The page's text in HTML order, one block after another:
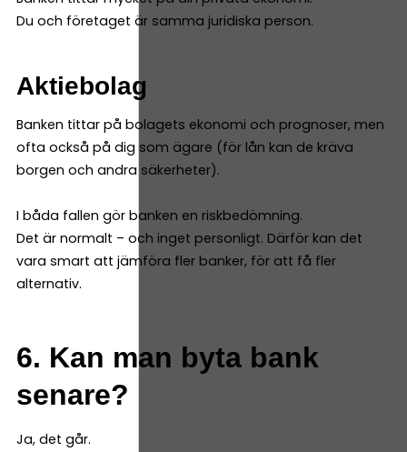
Du och företaget är samma juridiska person.
Aktiebolag
Banken tittar på bolagets ekonomi och prognoser, men
ofta också på dig som ägare (för lån kan de kräva
borgen och andra säkerheter).
I båda fallen gör banken en riskbedömning.
Det är normalt – och inget personligt. Därför kan det
vara smart att jämföra fler banker, för att få fler
alternativ.
6. Kan man byta bank
senare?
Ja, det går.